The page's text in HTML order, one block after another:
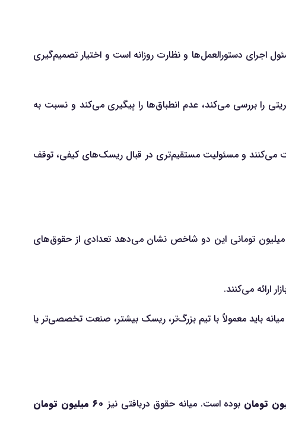
دستورالعمل‌ها و نظارت روزانه است و اختیار تصمیم‌گیری
را بررسی می‌کند، عدم انطباق‌ها را پیگیری می‌کند و نسبت به
می‌کنند و مسئولیت مستقیم‌تری در قبال ریسک‌های کیفی، توقف
حقوق مورد انتظار این گروه ۹۸.۸ میلیون تومان است، درحالی‌که میانه روی ۷۵ میلیون تومان قرار دارد. اختلاف بیش از ۲۳ میلیون تومانی این دو شاخص نشان می‌دهد تعدادی از حقوق‌های
میانه باید معمولاً با تیم بزرگ‌تر، ریسک بیشتر، صنعت تخصصی‌تر یا
بوده است. میانه حقوق دریافتی نیز ۶۰ میلیون تومان